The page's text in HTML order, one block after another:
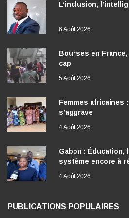
L’inclusion,
6 Août 2026
Bourses en
cap
5 Août 2026
Femmes africaines
s’aggrave
4 Août 2026
Gabon : Éducation,
système encore à
4 Août 2026
PUBLICATIONS POPULAIRES